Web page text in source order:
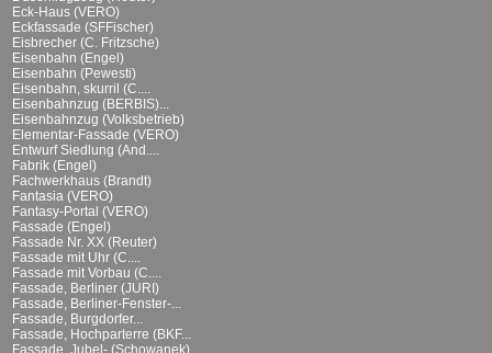
Eck-Haus (VERO)
Eckfassade (SFFischer)
Eisbrecher (C. Fritzsche)
Eisenbahn (Engel)
Eisenbahn (Pewesti)
Eisenbahn, skurril (C....
Eisenbahnzug (BERBIS)...
Eisenbahnzug (Volksbetrieb)
Elementar-Fassade (VERO)
Entwurf Siedlung (And....
Fabrik (Engel)
Fachwerkhaus (Brandt)
Fantasia (VERO)
Fantasy-Portal (VERO)
Fassade (Engel)
Fassade Nr. XX (Reuter)
Fassade mit Uhr (C....
Fassade mit Vorbau (C....
Fassade, Berliner (JURI)
Fassade, Berliner-Fenster-...
Fassade, Burgdorfer...
Fassade, Hochparterre (BKF...
Fassade, Jubel- (Schowanek)